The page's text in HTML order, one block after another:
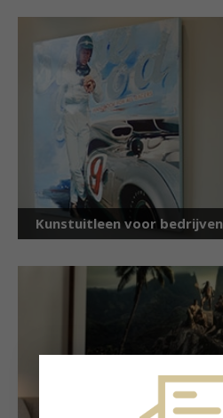
Kunstuitleen voor bedrijven